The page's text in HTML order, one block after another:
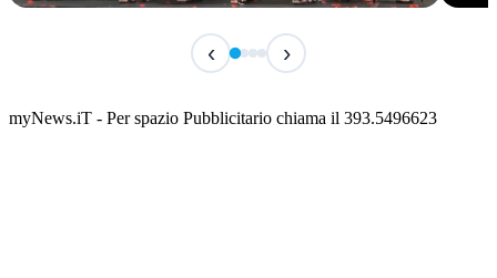
Miss Italia Molise 2026
‹ ›
myNews.iT - Per spazio Pubblicitario chiama il 393.5496623